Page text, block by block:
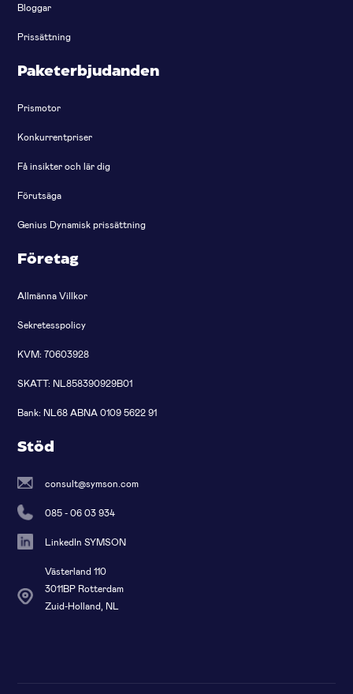
Bloggar
Prissättning
Paketerbjudanden
Prismotor
Konkurrentpriser
Få insikter och lär dig
Förutsäga
Genius Dynamisk prissättning
Företag
Allmänna Villkor
Sekretesspolicy
KVM: 70603928
SKATT: NL858390929B01
Bank: NL68 ABNA 0109 5622 91
Stöd
consult@symson.com
085 - 06 03 934
LinkedIn SYMSON
Västerland 110
3011BP Rotterdam
Zuid-Holland, NL